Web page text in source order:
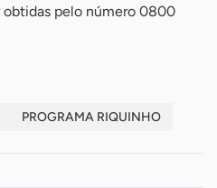
obtidas pelo número 0800
PROGRAMA RIQUINHO